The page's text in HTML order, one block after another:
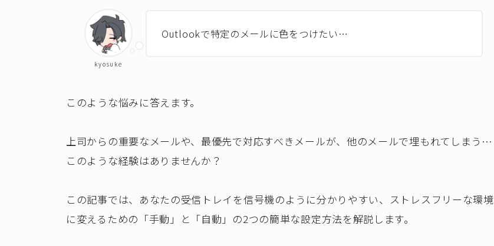
kyosuke
Outlookで特定のメールに色をつけたい…
このような悩みに答えます。
上司からの重要なメールや、最優先で対応すべきメールが、他のメールで埋もれてしまう…
このような経験はありませんか？
この記事では、あなたの受信トレイを信号機のように分かりやすい、ストレスフリーな環境
に変えるための「手動」と「自動」の2つの簡単な設定方法を解説します。